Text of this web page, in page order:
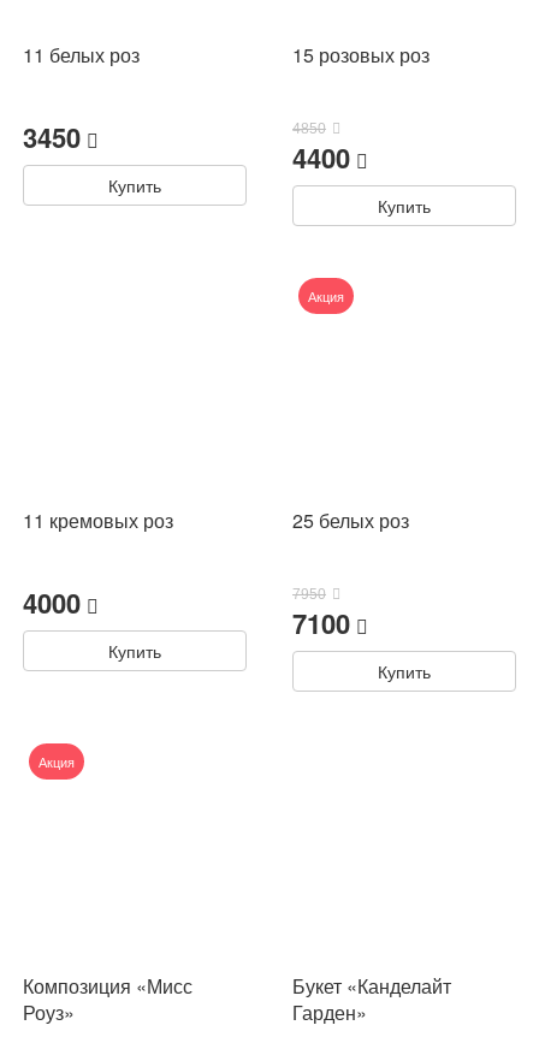
11 белых роз
3450
Купить
15 розовых роз
4850
4400
Купить
11 кремовых роз
4000
Купить
25 белых роз
7950
7100
Купить
Акция
Композиция «Мисс
Роуз»
Акция
Букет «Канделайт
Гарден»